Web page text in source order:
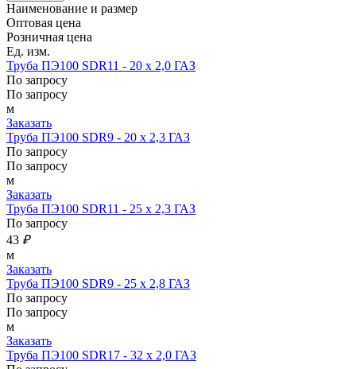
Наименование и размер
Оптовая цена
Розничная цена
Ед. изм.
Труба ПЭ100 SDR11 - 20 х 2,0 ГАЗ
По запросу
По запросу
м
Заказать
Труба ПЭ100 SDR9 - 20 х 2,3 ГАЗ
По запросу
По запросу
м
Заказать
Труба ПЭ100 SDR11 - 25 х 2,3 ГАЗ
По запросу
43 ₽
м
Заказать
Труба ПЭ100 SDR9 - 25 х 2,8 ГАЗ
По запросу
По запросу
м
Заказать
Труба ПЭ100 SDR17 - 32 х 2,0 ГАЗ